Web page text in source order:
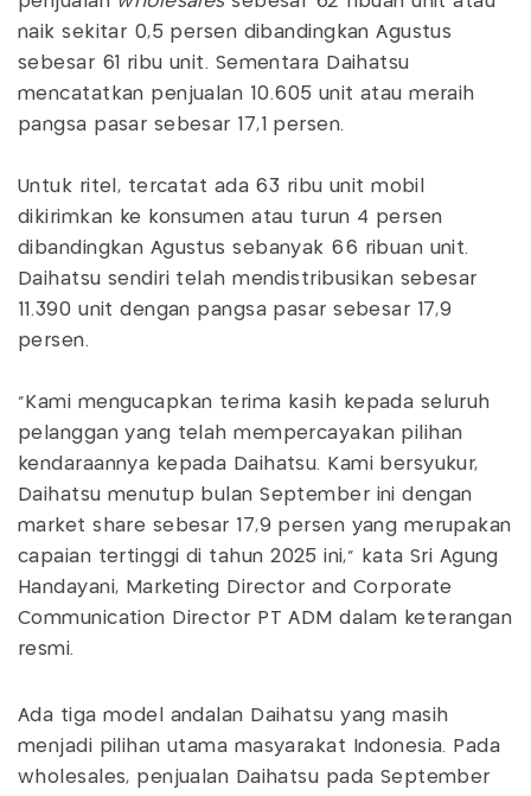
naik sekitar 0,5 persen dibandingkan Agustus
sebesar 61 ribu unit. Sementara Daihatsu
mencatatkan penjualan 10.605 unit atau meraih
pangsa pasar sebesar 17,1 persen.
Untuk ritel, tercatat ada 63 ribu unit mobil
dikirimkan ke konsumen atau turun 4 persen
dibandingkan Agustus sebanyak 66 ribuan unit.
Daihatsu sendiri telah mendistribusikan sebesar
11.390 unit dengan pangsa pasar sebesar 17,9
persen.
"Kami mengucapkan terima kasih kepada seluruh
pelanggan yang telah mempercayakan pilihan
kendaraannya kepada Daihatsu. Kami bersyukur,
Daihatsu menutup bulan September ini dengan
market share sebesar 17,9 persen yang merupakan
capaian tertinggi di tahun 2025 ini," kata Sri Agung
Handayani, Marketing Director and Corporate
Communication Director PT ADM dalam keterangan
resmi.
Ada tiga model andalan Daihatsu yang masih
menjadi pilihan utama masyarakat Indonesia. Pada
wholesales, penjualan Daihatsu pada September